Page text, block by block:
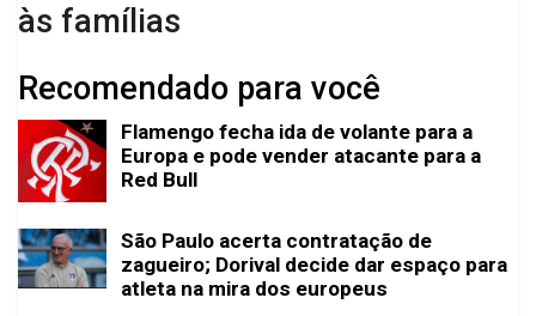
às famílias
Recomendado para você
Flamengo fecha ida de volante para a
Europa e pode vender atacante para a
Red Bull
São Paulo acerta contratação de
zagueiro; Dorival decide dar espaço para
atleta na mira dos europeus